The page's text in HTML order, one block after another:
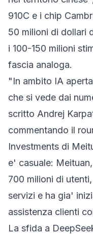
910C e i chip
50 milioni di dollari
i 100-150 milioni
fascia analoga.
"In ambito IA
che si vede dai
scritto Andrej
commentando il
Investments di
e' casuale:
700 milioni di
servizi e ha gia'
assistenza clienti
La sfida a